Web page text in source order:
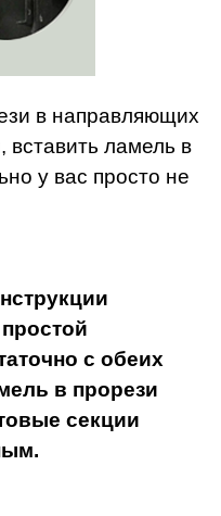
в направляющих
ламель в
у вас просто не
простой
с обеих
в прорези
секции